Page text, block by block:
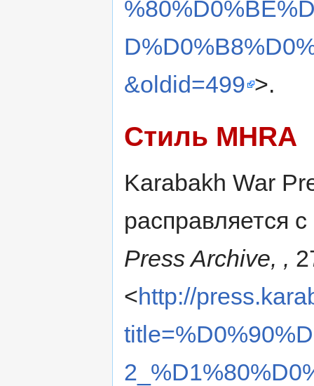
&oldid=499 >.
Стиль MHRA
Karabakh War
расправляется
Press Archive, ,
<http://